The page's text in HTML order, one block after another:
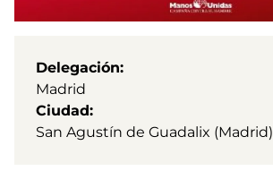
Delegación
Madrid
Ciudad
San Agustín de Guadalix (Madrid)